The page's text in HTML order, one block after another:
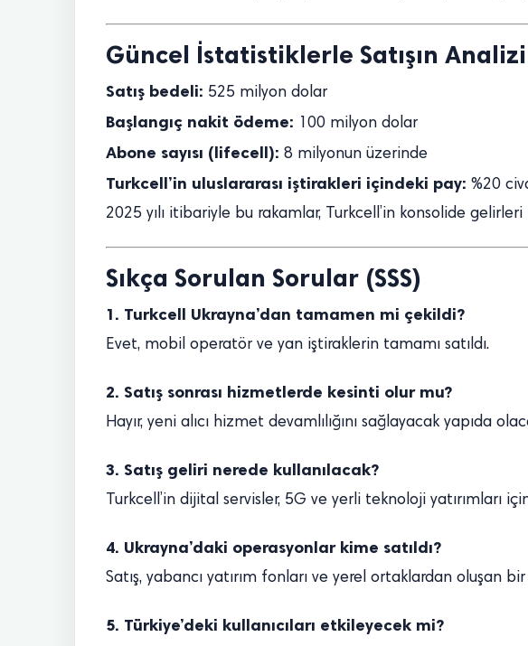
Güncel İstatistiklerle Satışın Analizi
Satış bedeli: 525 milyon dolar
Başlangıç nakit ödeme: 100 milyon dolar
Abone sayısı (lifecell): 8 milyonun üzerinde
Turkcell’in uluslararası iştirakleri içindeki pay: %20
2025 yılı itibariyle bu rakamlar, Turkcell’in konsolide
Sıkça Sorulan Sorular (SSS)
1. Turkcell Ukrayna’dan tamamen mi çekildi?
Evet, mobil operatör ve yan iştiraklerin tamamı satıldı.
2. Satış sonrası hizmetlerde kesinti olur mu?
Hayır, yeni alıcı hizmet devamlılığını sağlayacak yapıda
3. Satış geliri nerede kullanılacak?
Turkcell’in dijital servisler, 5G ve yerli teknoloji yatırımları
4. Ukrayna’daki operasyonlar kime satıldı?
Satış, yabancı yatırım fonları ve yerel ortaklardan oluşan bir
5. Türkiye’deki kullanıcıları etkileyecek mi?